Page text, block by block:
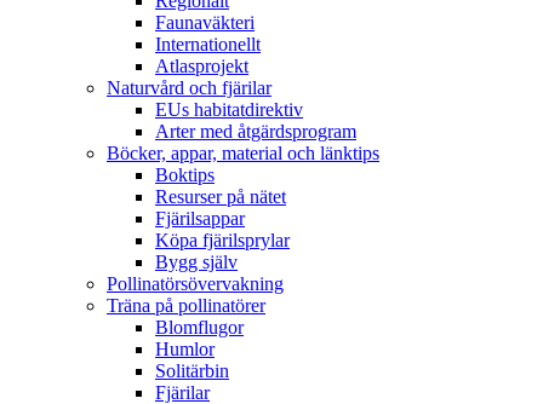
Faunaväkteri
Internationellt
Atlasprojekt
Naturvård och fjärilar
EUs habitatdirektiv
Arter med åtgärdsprogram
Böcker, appar, material och länktips
Boktips
Resurser på nätet
Fjärilsappar
Köpa fjärilsprylar
Bygg själv
Pollinatörsövervakning
Träna på pollinatörer
Blomflugor
Humlor
Solitärbin
Fjärilar